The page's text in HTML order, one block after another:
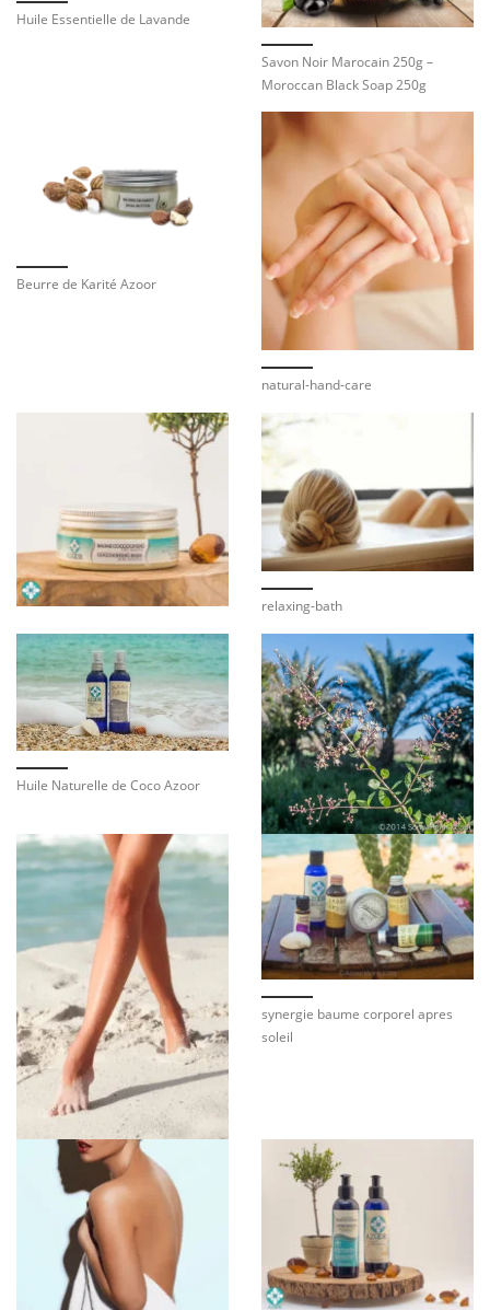
Huile Essentielle de Lavande
Savon Noir Marocain 250g –
Moroccan Black Soap 250g
Beurre de Karité Azoor
natural-hand-care
relaxing-bath
Huile Naturelle de Coco Azoor
synergie baume corporel apres
soleil